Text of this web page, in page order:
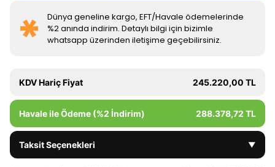
Dünya geneline kargo, EFT/Havale ödemelerinde
%2 anında indirim. Detaylı bilgi için bizimle
whatsapp üzerinden iletişime geçebilirsiniz.
KDV Hariç Fiyat 245.220,00 TL
Havale ile Ödeme (%2 İndirim) 288.378,72 TL
Taksit Seçenekleri ▼